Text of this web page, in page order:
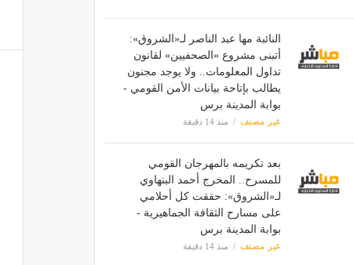
النائبة مها عبد الناصر لـ«الشروق»:
أتبنى مشروع «الصحفيين» لقانون
تداول المعلومات.. ولا يوجد مجنون
يطالب بإتاحة بيانات الأمن القومي -
بوابة المدينة برس
غير مصنف منذ 14 دقيقة
بعد تكريمه بالمهرجان القومي
للمسرح.. المخرج أحمد البنهاوي
لـ«الشروق»: حققت كل أحلامي
على مسارح الثقافة الجماهيرية -
بوابة المدينة برس
غير مصنف منذ 14 دقيقة